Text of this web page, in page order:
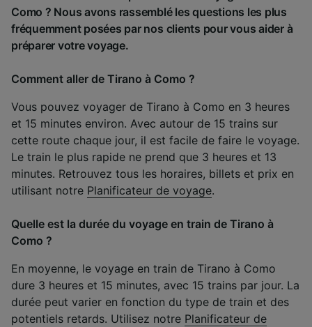
Como ? Nous avons rassemblé les questions les plus
fréquemment posées par nos clients pour vous aider à
préparer votre voyage.
Comment aller de Tirano à Como ?
Vous pouvez voyager de Tirano à Como en 3 heures
et 15 minutes environ. Avec autour de 15 trains sur
cette route chaque jour, il est facile de faire le voyage.
Le train le plus rapide ne prend que 3 heures et 13
minutes. Retrouvez tous les horaires, billets et prix en
utilisant notre Planificateur de voyage.
Quelle est la durée du voyage en train de Tirano à
Como ?
En moyenne, le voyage en train de Tirano à Como
dure 3 heures et 15 minutes, avec 15 trains par jour. La
durée peut varier en fonction du type de train et des
potentiels retards. Utilisez notre Planificateur de